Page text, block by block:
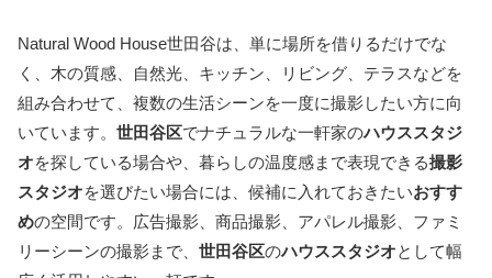
Natural Wood House世田谷は、単に場所を借りるだけでな
く、木の質感、自然光、キッチン、リビング、テラスなどを
組み合わせて、複数の生活シーンを一度に撮影したい方に向
いています。 世田谷区でナチュラルな一軒家のハウススタジ
オを探している場合や、暮らしの温度感まで表現できる撮影
スタジオを選びたい場合には、候補に入れておきたいおすす
めの空間です。広告撮影、商品撮影、アパレル撮影、ファミ
リーシーンの撮影まで、 世田谷区のハウススタジオとして幅